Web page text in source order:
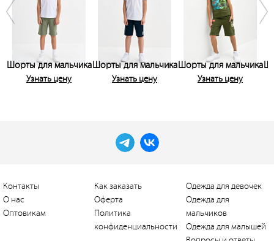
Шорты для мальчика
Узнать цену
Шорты для мальчика
Узнать цену
Шорты для мальчика
Узнать цену
Контакты
О нас
Оптовикам
Как заказать
Оферта
Политика
конфиденциальности
Одежда для девочек
Одежда для
мальчиков
Одежда для малышей